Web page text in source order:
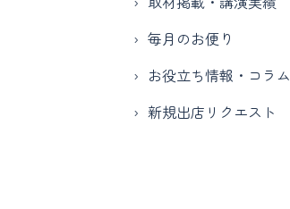
毎月のお便り
お役立ち情報・コラム
新規出店リクエスト